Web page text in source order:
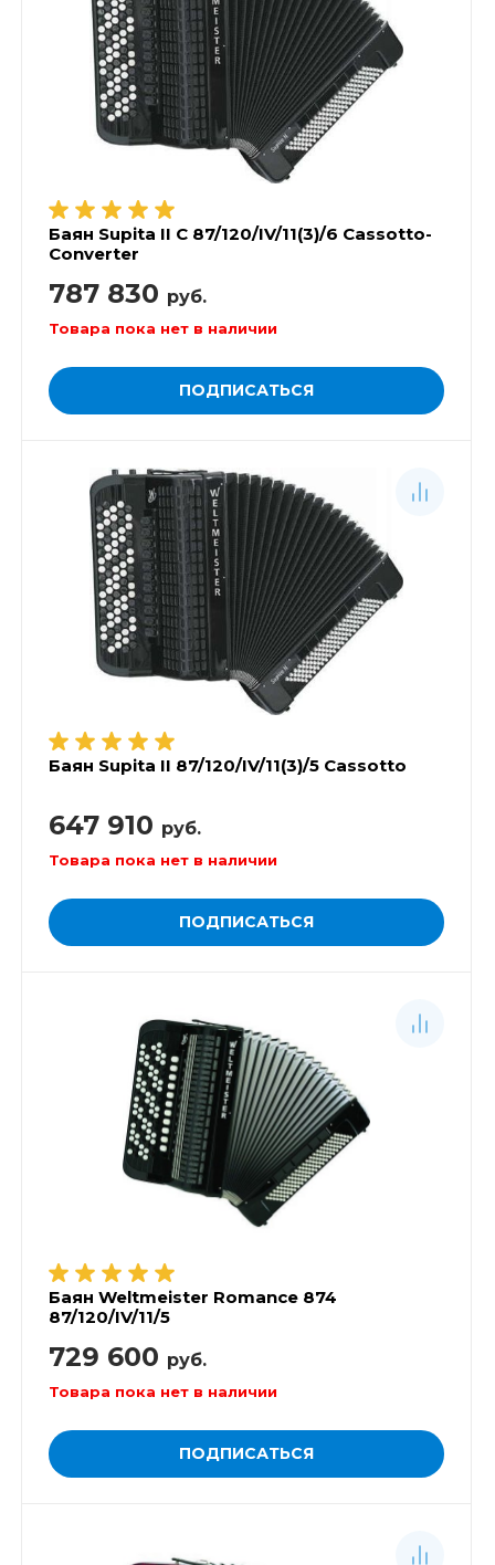
Баян Supita II C 87/120/IV/11(3)/6 Cassotto-
Converter
787 830 руб.
Товара пока нет в наличии
ПОДПИСАТЬСЯ
Баян Supita II 87/120/IV/11(3)/5 Cassotto
647 910 руб.
Товара пока нет в наличии
ПОДПИСАТЬСЯ
Баян Weltmeister Romance 874
87/120/IV/11/5
729 600 руб.
Товара пока нет в наличии
ПОДПИСАТЬСЯ